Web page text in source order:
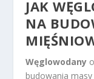
JAK
NA
Węglowodany
budowania